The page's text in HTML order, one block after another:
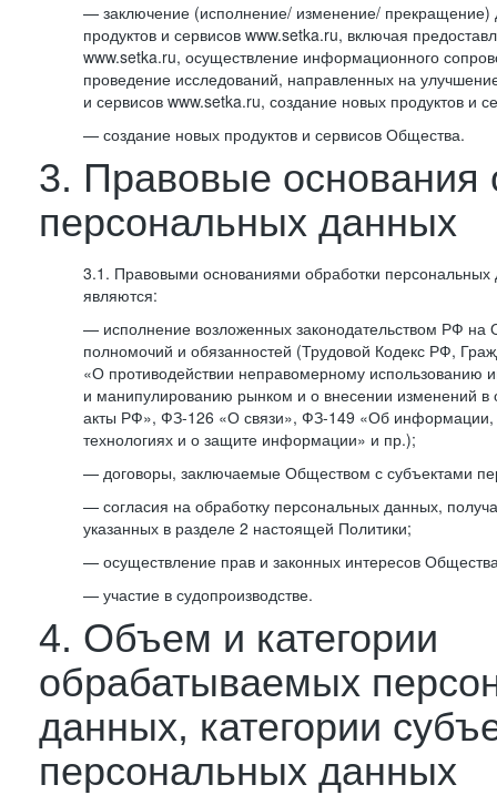
— заключение (исполнение/ изменение/ прекращение)
продуктов и сервисов www.setka.ru, включая
www.setka.ru, осуществление информационного
проведение исследований, направленных на
и сервисов www.setka.ru, создание новых продуктов и
— создание новых продуктов и сервисов Общества.
3. Правовые основания
персональных данных
3.1. Правовыми основаниями обработки
являются:
— исполнение возложенных законодательством РФ на
полномочий и обязанностей (Трудовой Кодекс РФ,
«О противодействии неправомерному использованию
и манипулированию рынком и о внесении изменений в
акты РФ», ФЗ-126 «О связи», ФЗ-149 «Об
технологиях и о защите информации» и пр.);
— договоры, заключаемые Обществом с субъектами
— согласия на обработку персональных данных,
указанных в разделе 2 настоящей Политики;
— осуществление прав и законных интересов
— участие в судопроизводстве.
4. Объем и категории
обрабатываемых
данных, категории
персональных данных